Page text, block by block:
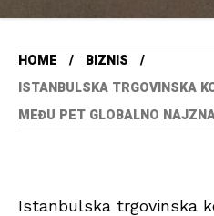
HOME
BIZNIS
ISTANBULSKA TRGOVINSKA
MEĐU PET GLOBALNO
Istanbulska trgovinska